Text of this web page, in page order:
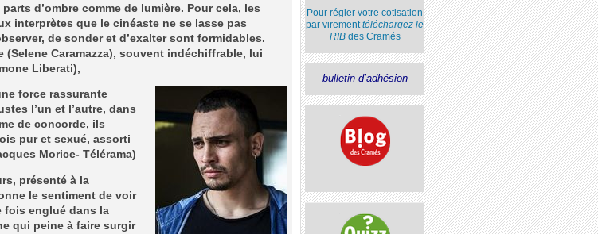
parts d’ombre comme de lumière. Pour cela, les
interprètes que le cinéaste ne se lasse pas
de sonder et d’exalter sont formidables.
(Selene Caramazza), souvent indéchiffrable, lui
Liberati),
force rassurante
l’un et l’autre, dans
de con­corde, ils
pur et sexué, assorti
Morice- Télérama)
présenté à la
le sentiment de voir
fois englué dans la
qui peine à faire surgir
Pour régler votre cotisation
par virementtéléchargez le
RIBdes Cramés
bulletin d’adhésion